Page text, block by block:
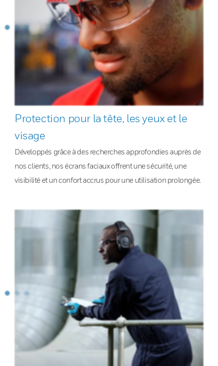
Protection pour la tête, les yeux et le
visage
Développés grâce à des recherches approfondies auprès de
nos clients, nos écrans faciaux offrent une sécurité, une
visibilité et un confort accrus pour une utilisation prolongée.